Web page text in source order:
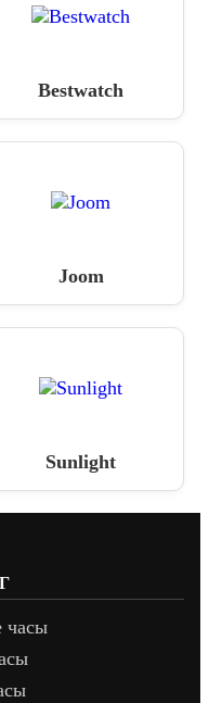
Bestwatch
Joom
Sunlight
часы